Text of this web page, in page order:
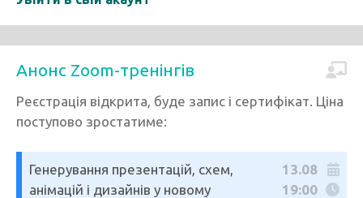
Анонс Zoom-тренінгів
Реєстрація відкрита, буде запис і сертифікат. Ціна
поступово зростатиме:
Генерування презентацій, схем,
анімацій і дизайнів у новому
13.08
19:00